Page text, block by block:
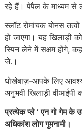
रहे हैं। पेपैल के माध्यम से
स्लॉट रोमांचक बोनस
हो जाएगा। यह खिलाड़ी
स्पिन लेने में सक्षम होंगे,
जे.।
धोखेबाज़-आपके लिए
अनुभवी खिलाड़ी वीआईपी
प्रत्येक प्ले ‘ एन गो गेम के
अधिकांश लोग गुमनामी।